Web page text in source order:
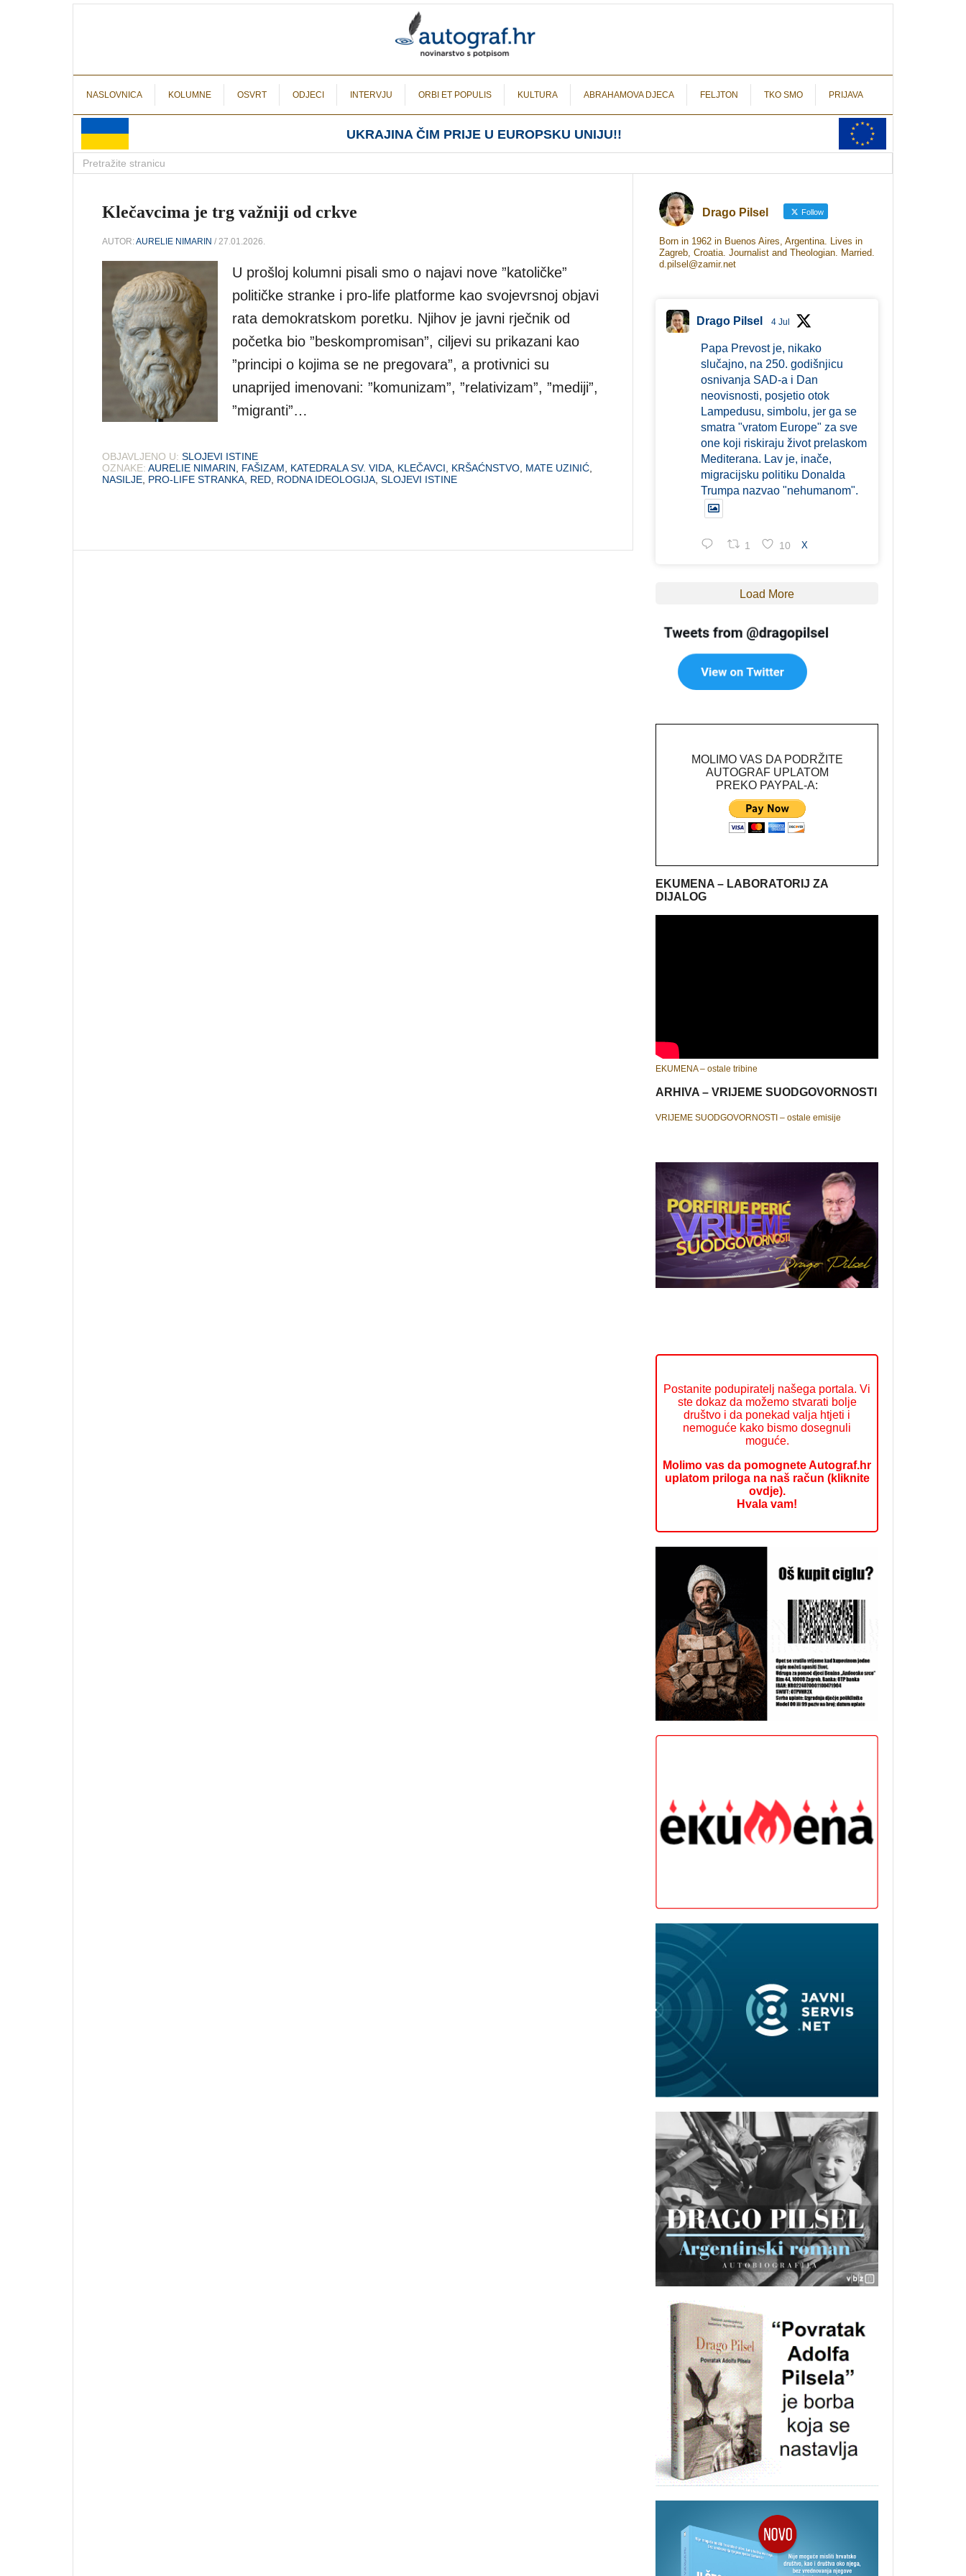
NASLOVNICA KOLUMNE OSVRT ODJECI INTERVJU ORBI ET POPULIS KULTURA ABRAHAMOVA DJECA FELJTON TKO SMO PRIJAVA
UKRAJINA ČIM PRIJE U EUROPSKU UNIJU!!
Klečavcima je trg važniji od crkve
AUTOR:AURELIE NIMARIN / 27.01.2026.
U prošloj kolumni pisali smo o najavi nove ”katoličke”
političke stranke i pro-life platforme kao svojevrsnoj objavi
rata demokratskom poretku. Njihov je javni rječnik od
početka bio ”beskompromisan”, ciljevi su prikazani kao
”principi o kojima se ne pregovara”, a protivnici su
unaprijed imenovani: ”komunizam”, ”relativizam”, ”mediji”,
”migranti”…
OBJAVLJENO U: SLOJEVI ISTINE
OZNAKE: AURELIE NIMARIN FAŠIZAM KATEDRALA SV. VIDA KLEČAVCI KRŠAĆNSTVO MATE UZINIĆ
NASILJE PRO-LIFE STRANKA RED RODNA IDEOLOGIJA SLOJEVI ISTINE
Drago Pilsel Follow
Born in 1962 in Buenos Aires, Argentina. Lives in
Zagreb, Croatia. Journalist and Theologian. Married.
d.pilsel@zamir.net
Drago Pilsel 4 Jul
Papa Prevost je, nikako
slučajno, na 250. godišnjicu
osnivanja SAD-a i Dan
neovisnosti, posjetio otok
Lampedusu, simbolu, jer ga se
smatra "vratom Europe" za sve
one koji riskiraju život prelaskom
Mediterana. Lav je, inače,
migracijsku politiku Donalda
Trumpa nazvao "nehumanom".
1 10 X
Load More
MOLIMO VAS DA PODRŽITE
AUTOGRAF UPLATOM
PREKO PAYPAL-A:
EKUMENA – LABORATORIJ ZA
DIJALOG
EKUMENA – ostale tribine
ARHIVA – VRIJEME SUODGOVORNOSTI
VRIJEME SUODGOVORNOSTI – ostale emisije
Postanite podupiratelj našega portala. Vi
ste dokaz da možemo stvarati bolje
društvo i da ponekad valja htjeti i
nemoguće kako bismo dosegnuli
moguće.
Molimo vas da pomognete Autograf.hr
uplatom priloga na naš račun (kliknite
ovdje).
Hvala vam!